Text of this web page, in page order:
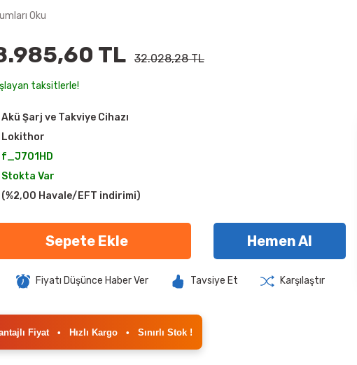
Oku
TL 32.028,28 TL
taksitlerle!
Akü Şarj ve Takviye Cihazı
Lokithor
f_J701HD
Stokta Var
(%2,00 Havale/EFT indirimi)
Sepete Ekle Hemen Al
Fiyatı Düşünce Haber Ver Tavsiye Et Karşılaştır
Fiyat • Hızlı Kargo • Sınırlı Stok !